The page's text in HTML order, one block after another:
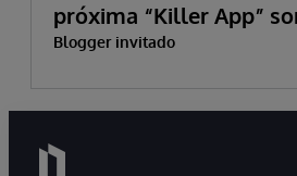
próxima “Killer App”
Blogger invitado